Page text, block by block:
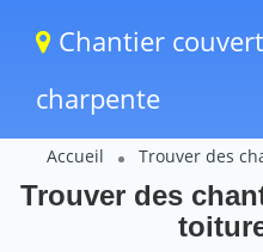
Chantier
charpente
Accueil Trouver des
Trouver des